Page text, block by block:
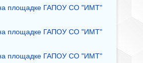
на площадке ГАПОУ СО "ИМТ"
на площадке ГАПОУ СО "ИМТ"
на площадке ГАПОУ СО "ИМТ"